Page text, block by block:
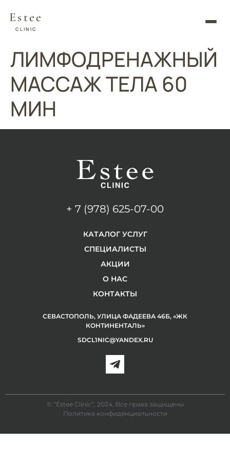
Estee
CLINIC
ЛИМФОДРЕНАЖНЫЙ
МАССАЖ ТЕЛА 60
МИН
КАТАЛОГ УСЛУГ
СПЕЦИАЛИСТЫ
АКЦИИ
О НАС
КОНТАКТЫ
+ 7 (978) 625-07-00
СЕВАСТОПОЛЬ, УЛИЦА ФАДЕЕВА 46Б, «ЖК
КОНТИНЕНТАЛЬ»
SDCL1NIC@YANDEX.RU
© “Estee Clinic”, 2024, Все права защищены
Политика конфиденциальности